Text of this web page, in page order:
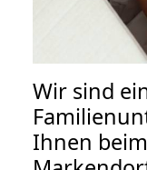
Wir sind
Ihnen